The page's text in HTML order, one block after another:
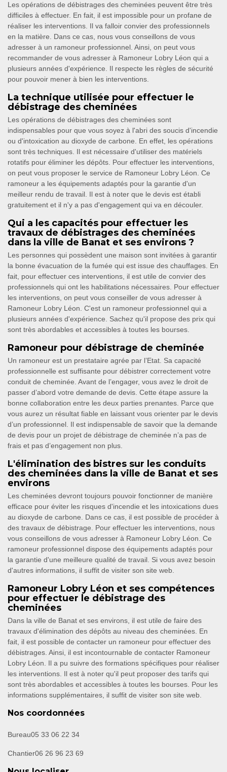
Les opérations de débistrages des cheminées peuvent être très
difficiles à effectuer. En fait, il est impossible pour un profane de
réaliser les interventions. Il va falloir convier des professionnels
en la matière. Dans ce cas, nous vous conseillons de vous
adresser à un ramoneur professionnel. Ainsi, on peut vous
recommander de vous adresser à Ramoneur Lobry Léon qui a
plusieurs années d'expérience. Il respecte les règles de sécurité
pour pouvoir mener à bien les interventions.
La technique utilisée pour effectuer le
débistrage des cheminées
Les opérations de débistrages des cheminées sont
indispensables pour que vous soyez à l'abri des soucis d'incendie
ou d'intoxication au dioxyde de carbone. En effet, les opérations
sont très techniques. Il est nécessaire d'utiliser des matériels
rotatifs pour éliminer les dépôts. Pour effectuer les interventions,
on peut vous proposer le service de Ramoneur Lobry Léon. Ce
ramoneur a les équipements adaptés pour la garantie d'un
meilleur rendu de travail. Il est à noter que le devis est établi
gratuitement et il n'y a pas d'engagement qui va en découler.
Qui a les capacités pour effectuer les
travaux de débistrages des cheminées
dans la ville de Banat et ses environs ?
Les personnes qui possèdent une maison sont invitées à garantir
la bonne évacuation de la fumée qui est issue des chauffages. En
fait, pour effectuer ces interventions, il est utile de convier des
professionnels qui ont les habilitations nécessaires. Pour effectuer
les interventions, on peut vous conseiller de vous adresser à
Ramoneur Lobry Léon. C'est un ramoneur professionnel qui a
plusieurs années d'expérience. Sachez qu'il propose des prix qui
sont très abordables et accessibles à toutes les bourses.
Ramoneur pour débistrage de cheminée
Un ramoneur est un prestataire agrée par l’Etat. Sa capacité
professionnelle est suffisante pour débistrer correctement votre
conduit de cheminée. Avant de l’engager, vous avez le droit de
passer d’abord votre demande de devis. Cette étape assure la
bonne collaboration entre les deux parties prenantes. Parce que
vous aurez un résultat fiable en laissant vous orienter par le devis
d’un professionnel. Il est indispensable de savoir que la demande
de devis pour un projet de débistrage de cheminée n’a pas de
frais et pas d’engagement non plus.
L'élimination des bistres sur les conduits
des cheminées dans la ville de Banat et ses
environs
Les cheminées devront toujours pouvoir fonctionner de manière
efficace pour éviter les risques d'incendie et les intoxications dues
au dioxyde de carbone. Dans ce cas, il est possible de procéder à
des travaux de débistrage. Pour effectuer les interventions, nous
vous conseillons de vous adresser à Ramoneur Lobry Léon. Ce
ramoneur professionnel dispose des équipements adaptés pour
la garantie d'une meilleure qualité de travail. Si vous avez besoin
d'autres informations, il suffit de visiter son site web.
Ramoneur Lobry Léon et ses compétences
pour effectuer le débistrage des
cheminées
Dans la ville de Banat et ses environs, il est utile de faire des
travaux d'élimination des dépôts au niveau des cheminées. En
fait, il est possible de contacter un ramoneur pour effectuer des
débistrages. Ainsi, il est incontournable de contacter Ramoneur
Lobry Léon. Il a pu suivre des formations spécifiques pour réaliser
les interventions. Il est à noter qu'il peut proposer des tarifs qui
sont très abordables et accessibles à toutes les bourses. Pour les
informations supplémentaires, il suffit de visiter son site web.
Nos coordonnées
Bureau05 33 06 22 34
Chantier06 26 96 23 69